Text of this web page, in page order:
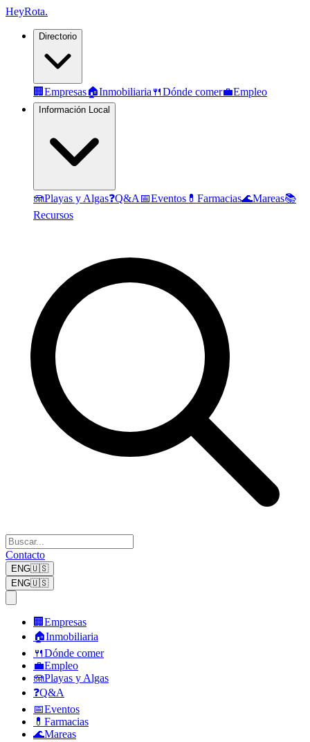
HeyRota.
Directorio
🏢 Empresas🏠Inmobiliaria 🍴Dónde comer💼Empleo
Información Local
🪼Playas y Algas❓Q&A 📅Eventos 💊 Farmacias🌊Mareas📚
Recursos
Contacto
ENG🇺🇸
ENG🇺🇸
🏢 Empresas
🏠Inmobiliaria
🍴Dónde comer
💼Empleo
🪼Playas y Algas
❓Q&A
📅Eventos
💊 Farmacias
🌊Mareas